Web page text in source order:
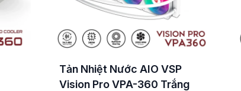
Tản Nhiệt Nước AIO VSP
Vision Pro VPA-360 Trắng